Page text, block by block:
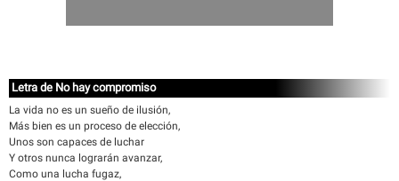
Letra de No hay compromiso
La vida no es un sueño de ilusión,
Más bien es un proceso de elección,
Unos son capaces de luchar
Y otros nunca lograrán avanzar,
Como una lucha fugaz,